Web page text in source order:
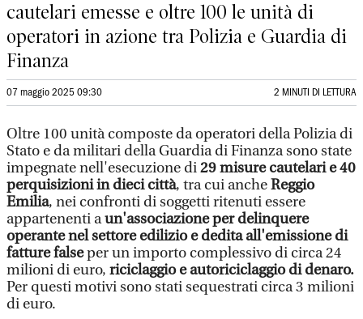
cautelari emesse e oltre 100 le unità di
operatori in azione tra Polizia e Guardia di
Finanza
07 maggio 2025 09:30 2 MINUTI DI LETTURA
Oltre 100 unità composte da operatori della Polizia di
Stato e da militari della Guardia di Finanza sono state
impegnate nell'esecuzione di29 misure cautelari e 40
perquisizioni in dieci città, tra cui ancheReggio
Emilia, nei confronti di soggetti ritenuti essere
appartenenti aun'associazione per delinquere
operante nel settore edilizio e dedita all'emissione di
fatture falseper un importo complessivo di circa 24
milioni di euro, riciclaggio e autoriciclaggio di denaro.
Per questi motivi sono stati sequestrati circa 3 milioni
di euro.